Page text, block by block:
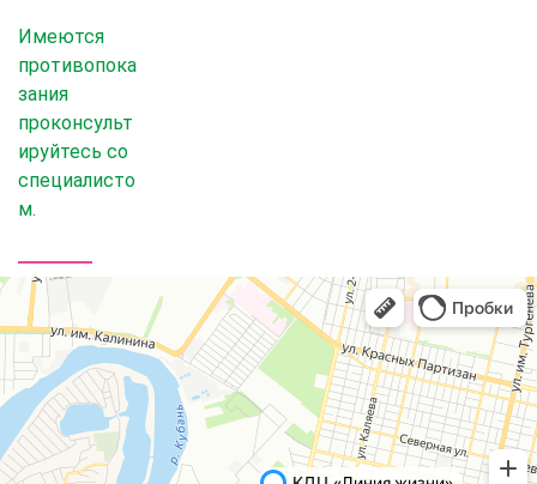
Имеются
противопока
зания
проконсульт
ируйтесь со
специалисто
м.